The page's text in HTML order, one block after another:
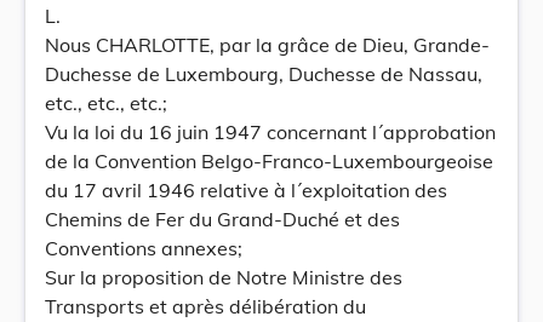
L.
Nous CHARLOTTE, par la grâce de Dieu, Grande-
Duchesse de Luxembourg, Duchesse de Nassau,
etc., etc., etc.;
Vu la loi du 16 juin 1947 concernant l´approbation
de la Convention Belgo-Franco-Luxembourgeoise
du 17 avril 1946 relative à l´exploitation des
Chemins de Fer du Grand-Duché et des
Conventions annexes;
Sur la proposition de Notre Ministre des
Transports et après délibération du